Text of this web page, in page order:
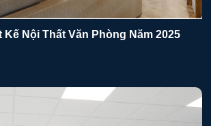
Nội Thất Văn Phòng Năm 2025